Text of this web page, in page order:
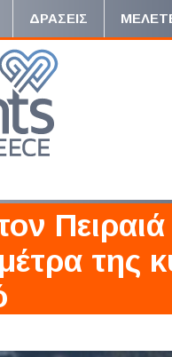
ΔΡΑΣΕΙΣ
της